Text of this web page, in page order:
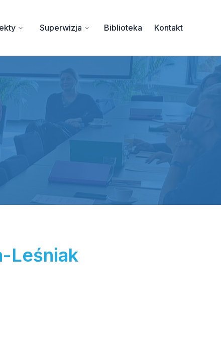
Superwizja Biblioteka Kontakt
Leśniak